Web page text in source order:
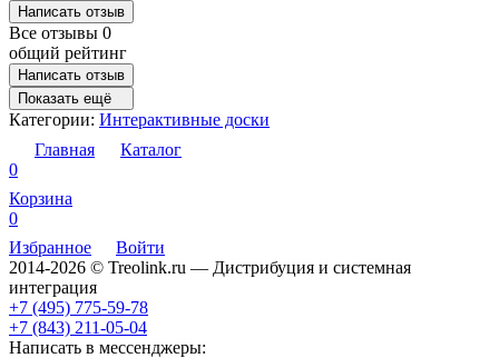
Написать отзыв
Все отзывы 0
общий рейтинг
Написать отзыв
Показать ещё
Категории: Интерактивные доски
Главная
Каталог
0
Корзина
0
Избранное
Войти
2014-2026 © Treolink.ru — Дистрибуция и системная
интеграция
+7 (495) 775-59-78
+7 (843) 211-05-04
Написать в мессенджеры: